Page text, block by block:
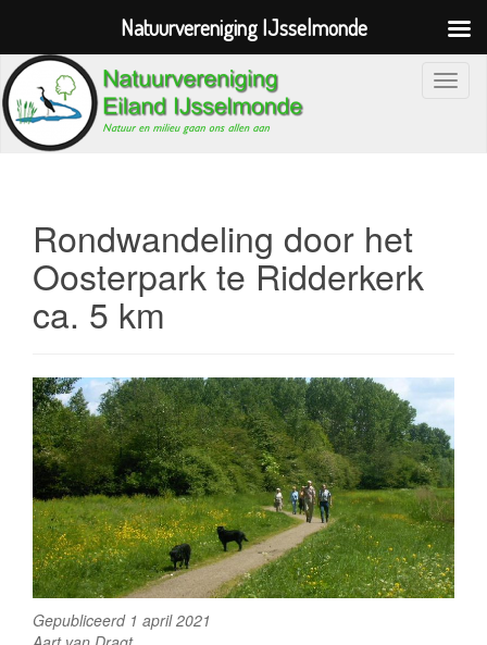
S
g
a
t
i
e
Rondwandeling door het
Oosterpark te Ridderkerk
ca. 5 km
Gepubliceerd 1 april 2021
Natuurvereniging IJsselmonde